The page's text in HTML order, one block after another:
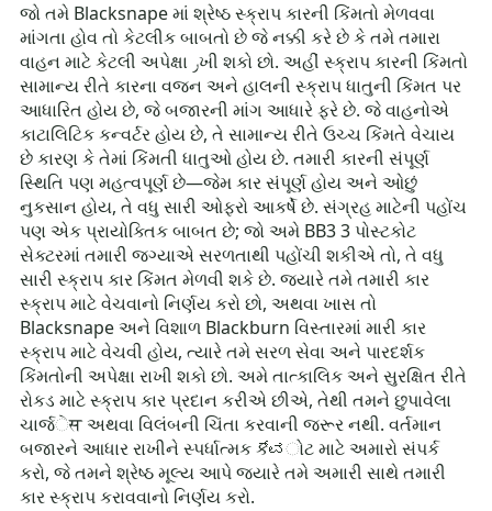
જો તમે Blacksnape માં શ્રેષ્ઠ સ્ક્રાપ કારની કિંમતો મેળવવા
માંગતા હોવ તો કેટલીક બાબતો છે જે નક્કી કરે છે કે તમે તમારા
વાહન માટે કેટલી અપેક્ષા رખી શકો છો. અહીં સ્ક્રાપ કારની કિંમતો
સામાન્ય રીતે કારના વજન અને હાલની સ્ક્રાપ ધાતુની કિંમત પર
આધારિત હોય છે, જે બજારની માંગ આધારે ફરે છે. જે વાહનોએ
કાટાલિટિક કન્વર્ટર હોય છે, તે સામાન્ય રીતે ઉચ્ચ કિંમતે વેચાય
છે કારણ કે તેમાં કિંમતી ધાતુઓ હોય છે. તમારી કારની સંપૂર્ણ
સ્થિતિ પણ મહત્વપૂર્ણ છે—જેમ કાર સંપૂર્ણ હોય અને ઓછું
નુકસાન હોય, તે વધુ સારી ઓફરો આકર્ષે છે. સંગ્રહ માટેની પહોંચ
પણ એક પ્રાયોક્તિક બાબત છે; જો અમે BB3 3 પોસ્ટકોટ
સેક્ટરમાં તમારી જગ્યાએ સરળતાથી પહોંચી શકીએ તો, તે વધુ
સારી સ્ક્રાપ કાર કિંમત મેળવી શકે છે. જ્યારે તમે તમારી કાર
સ્ક્રાપ માટે વેચવાનો નિર્ણય કરો છો, અથવા ખાસ તો
Blacksnape અને વિશાળ Blackburn વિસ્તારમાં મારી કાર
સ્ક્રાપ માટે વેચવી હોય, ત્યારે તમે સરળ સેવા અને પારદર્શક
કિંમતોની અપેક્ષા રાખી શકો છો. અમે તાત્કાલિક અને સુરક્ષિત રીતે
રોકડ માટે સ્ક્રાપ કાર પ્રદાન કરીએ છીએ, તેથી તમને છુપાવેલા
ચાર્જेस અથવા વિલંબની ચિંતા કરવાની જરૂર નથી. વર્તમાન
બજારને આધાર રાખીને સ્પર્ધાત્મક ક್ವોટ માટે અમારો સંપર્ક
કરો, જે તમને શ્રેષ્ઠ મૂલ્ય આપે જયારે તમે અમારી સાથે તમારી
કાર સ્ક્રાપ કરાવવાનો નિર્ણય કરો.